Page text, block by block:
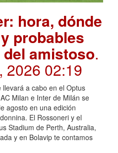
hora, dónde
probables
amistoso.
2026 02:19
a cabo en el Optus
Milan e Inter de Milán se
agosto en una edición
El Rossoneri y el
Stadium de Perth, Australia,
y en Bolavip te contamos